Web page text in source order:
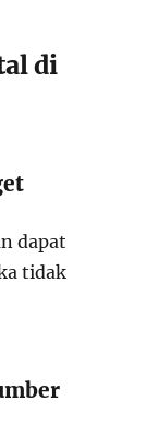
di
dapat
tidak